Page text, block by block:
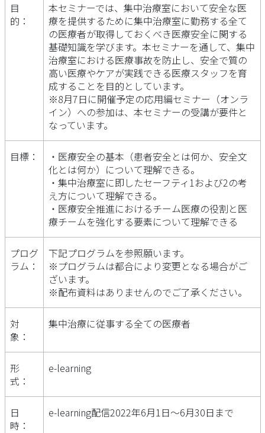
目
的：
本セミナーでは、集中治療室において安全な医
療を提供するために集中治療室に勤務する全て
の医療者が取得しておくべき医療安全に関する
基礎知識を学びます。本セミナーを通して、集中
治療室における医療事故を防止し、安全で質の
高い医療やケアが実践できる医療スタッフを育
成することを目的としています。
※8月7日に開催予定の応用編セミナー（オンラ
イン）への参加は、本セミナーの受講が要件と
なっています。
目標：
・医療安全の基本（患者安全とは何か、安全文
化とは何か）について理解できる。
・集中治療室に即したセーフティ1および2の考
え方について理解できる。
・医療安全推進におけるチーム医療の役割と医
療チームを強化する要素について理解できる
プログ
ラム：
下記プログラムを参照願います。
※プログラムは都合により変更となる場合がご
ざいます。
※配布資料はありませんのでご了承ください。
対
象：
集中治療に従事する全ての医療者
形
式：
e-learning
日
時：
e-learning配信2022年6月1日～6月30日まで